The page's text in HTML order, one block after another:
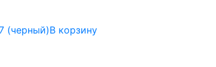
В корзину